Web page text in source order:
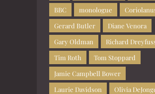
BBC
monologue
Gerard Butler
Diane Venora
Gary Oldman
Richard
Tim Roth
Tom Stoppard
Jamie Campbell Bower
Laurie Davidson
Olivia